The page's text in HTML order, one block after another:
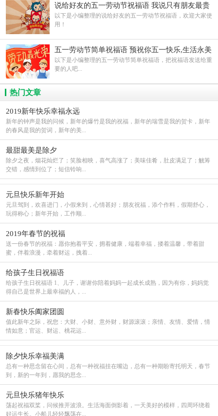
说给好友的五一劳动节祝福语 我说只有朋友最贵
重,劳动节快乐
以下是小编整理的说给好友的五一劳动节祝福语，欢迎大家使
用！
五一劳动节简单祝福语 预祝你五一快乐,生活永美
好
以下是小编整理的五一劳动节简单祝福语，把祝福语发送给重
要的人吧...
热门文章
2019新年快乐幸福永远
新年的钟声是我的问候，新年的爆竹是我的祝福，新年的瑞雪是我的贺卡，新年
的春风是我的贺词，新年的美...
最甜最美是除夕
除夕之夜，烟花灿烂了；笑脸相映，喜气高涨了；美味佳肴，肚皮满足了；觥筹
交错，感情到位了；短信铃响...
元旦快乐新年开始
元旦驾到，欢喜进门，小假来到，心情甚好；朋友祝福，添个作料，假期舒心，
玩得称心；新年开始，工作顺...
2019年春节的祝福
送一份春节的祝福：愿你抱着平安，拥着健康，端着幸福，搂着温馨，带着甜
蜜，伴着浪漫，牵着财运，拽着...
给孩子生日祝福语
给孩子生日祝福语 1、儿子，谢谢你陪着妈妈一起成长成熟，因为有你，妈妈觉
得自己是世界上最幸福的人，...
新春快乐阖家团圆
值此新年之际，祝您：大财、小财、意外财，财源滚滚；亲情、友情、爱情，情
情如意；官运、财运、桃花运...
除夕快乐幸福美满
总有一种思念留在心间，总有一种祝福挂在嘴边，总有一种期盼寄托明天，春节
到，新的一年到，愿我的思念...
元旦快乐猪年快乐
荡起祝福双桨，问候推开波浪。生活海面倒影着，一天美好的模样，四周环绕着
好运生长。小船儿轻轻飘荡在...